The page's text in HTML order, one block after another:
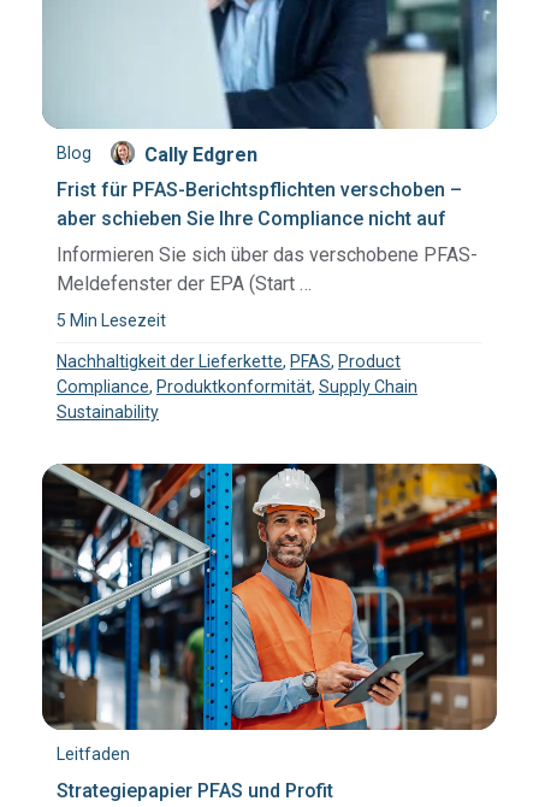
Blog
Cally Edgren
Frist für PFAS-Berichtspflichten verschoben –
aber schieben Sie Ihre Compliance nicht auf
Informieren Sie sich über das verschobene PFAS-
Meldefenster der EPA (Start …
5 Min Lesezeit
Nachhaltigkeit der Lieferkette, PFAS, Product
Compliance, Produktkonformität,Supply Chain
Sustainability
Leitfaden
Strategiepapier PFAS und Profit